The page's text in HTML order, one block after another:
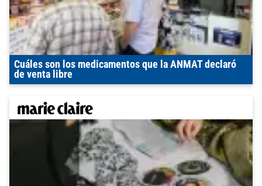
Cuáles son los medicamentos que la ANMAT declaró
de venta libre